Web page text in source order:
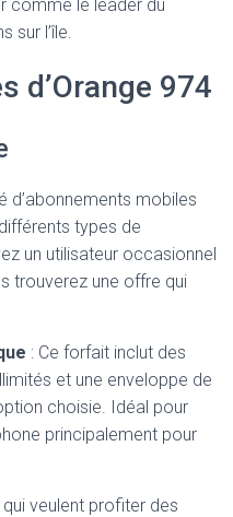
comme le leader du
sur l’île.
d’Orange 974
d’abonnements mobiles
types de
un utilisateur occasionnel
trouverez une offre qui
: Ce forfait inclut des
et une enveloppe de
choisie. Idéal pour
principalement pour
qui veulent profiter des